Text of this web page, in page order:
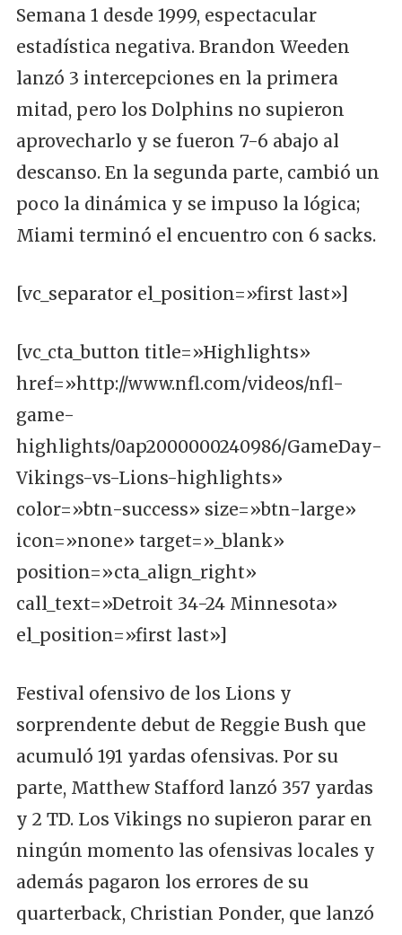
Semana 1 desde 1999, espectacular
estadística negativa. Brandon Weeden
lanzó 3 intercepciones en la primera
mitad, pero los Dolphins no supieron
aprovecharlo y se fueron 7-6 abajo al
descanso. En la segunda parte, cambió un
poco la dinámica y se impuso la lógica;
Miami terminó el encuentro con 6 sacks.
[vc_separator el_position=»first last»]
[vc_cta_button title=»Highlights»
href=»http://www.nfl.com/videos/nfl-
game-
highlights/0ap2000000240986/GameDay-
Vikings-vs-Lions-highlights»
color=»btn-success» size=»btn-large»
icon=»none» target=»_blank»
position=»cta_align_right»
call_text=»Detroit 34-24 Minnesota»
el_position=»first last»]
Festival ofensivo de los Lions y
sorprendente debut de Reggie Bush que
acumuló 191 yardas ofensivas. Por su
parte, Matthew Stafford lanzó 357 yardas
y 2 TD. Los Vikings no supieron parar en
ningún momento las ofensivas locales y
además pagaron los errores de su
quarterback, Christian Ponder, que lanzó